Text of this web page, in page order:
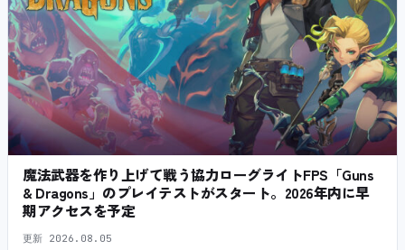
魔法武器を作り上げて戦う協力ローグライトFPS「Guns
& Dragons」のプレイテストがスタート。2026年内に早
期アクセスを予定
更新 2026.08.05